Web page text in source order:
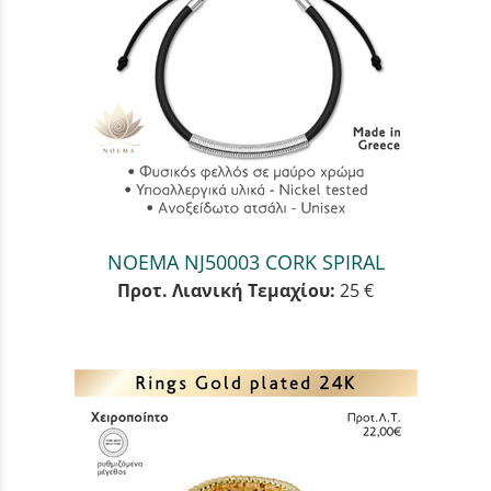
NOEMA NJ50003 CORK SPIRAL
Προτ. Λιανική Τεμαχίου: 25 €